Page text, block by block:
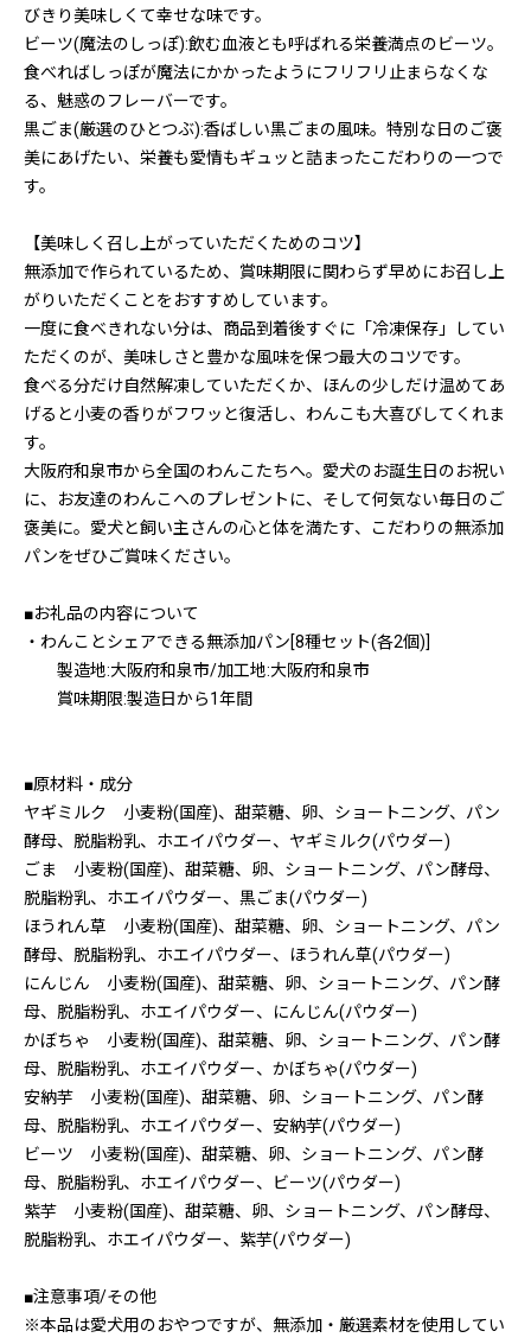
びきり美味しくて幸せな味です。
ビーツ(魔法のしっぽ):飲む血液とも呼ばれる栄養満点のビーツ。
食べればしっぽが魔法にかかったようにフリフリ止まらなくな
る、魅惑のフレーバーです。
黒ごま(厳選のひとつぶ):香ばしい黒ごまの風味。特別な日のご褒
美にあげたい、栄養も愛情もギュッと詰まったこだわりの一つで
す。
【美味しく召し上がっていただくためのコツ】
無添加で作られているため、賞味期限に関わらず早めにお召し上
がりいただくことをおすすめしています。
一度に食べきれない分は、商品到着後すぐに「冷凍保存」してい
ただくのが、美味しさと豊かな風味を保つ最大のコツです。
食べる分だけ自然解凍していただくか、ほんの少しだけ温めてあ
げると小麦の香りがフワッと復活し、わんこも大喜びしてくれま
す。
大阪府和泉市から全国のわんこたちへ。愛犬のお誕生日のお祝い
に、お友達のわんこへのプレゼントに、そして何気ない毎日のご
褒美に。愛犬と飼い主さんの心と体を満たす、こだわりの無添加
パンをぜひご賞味ください。
■お礼品の内容について
・わんことシェアできる無添加パン[8種セット(各2個)]
製造地:大阪府和泉市/加工地:大阪府和泉市
賞味期限:製造日から1年間
■原材料・成分
ヤギミルク 小麦粉(国産)、甜菜糖、卵、ショートニング、パン
酵母、脱脂粉乳、ホエイパウダー、ヤギミルク(パウダー)
ごま 小麦粉(国産)、甜菜糖、卵、ショートニング、パン酵母、
脱脂粉乳、ホエイパウダー、黒ごま(パウダー)
ほうれん草 小麦粉(国産)、甜菜糖、卵、ショートニング、パン
酵母、脱脂粉乳、ホエイパウダー、ほうれん草(パウダー)
にんじん 小麦粉(国産)、甜菜糖、卵、ショートニング、パン酵
母、脱脂粉乳、ホエイパウダー、にんじん(パウダー)
かぼちゃ 小麦粉(国産)、甜菜糖、卵、ショートニング、パン酵
母、脱脂粉乳、ホエイパウダー、かぼちゃ(パウダー)
安納芋 小麦粉(国産)、甜菜糖、卵、ショートニング、パン酵
母、脱脂粉乳、ホエイパウダー、安納芋(パウダー)
ビーツ 小麦粉(国産)、甜菜糖、卵、ショートニング、パン酵
母、脱脂粉乳、ホエイパウダー、ビーツ(パウダー)
紫芋 小麦粉(国産)、甜菜糖、卵、ショートニング、パン酵母、
脱脂粉乳、ホエイパウダー、紫芋(パウダー)
■注意事項/その他
※本品は愛犬用のおやつですが、無添加・厳選素材を使用してい